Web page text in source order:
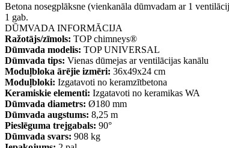
Betona nosegplāksne (vienkanāla dūmvadam ar 1
1 gab.
DŪMVADA INFORMĀCIJA
Ražotājs/zīmols: TOP chimneys®
Dūmvada modelis: TOP UNIVERSAL
Dūmvada tips: Vienas dūmejas ar ventilācijas kanālu
Moduļbloka ārējie izmēri: 36x49x24 cm
Moduļbloki: Izgatavoti no keramzītbetona
Keramiskie elementi: Izgatavoti no keramikas WA
Dūmvada diametrs: Ø180 mm
Dūmvada augstums: 8,25 m
Pieslēguma trejgabals: 90°
Dūmvada svars: 908 kg